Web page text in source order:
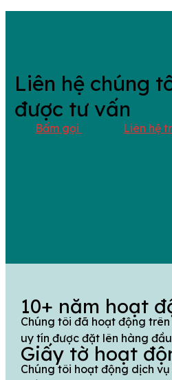
Liên hệ chúng
được tư vấn
Bấm gọi Liên hệ
10+ năm hoạt
Chúng tôi đã hoạt động
uy tín được đặt lên hàng đầu
Giấy tờ hoạt
Chúng tôi hoạt động dịch